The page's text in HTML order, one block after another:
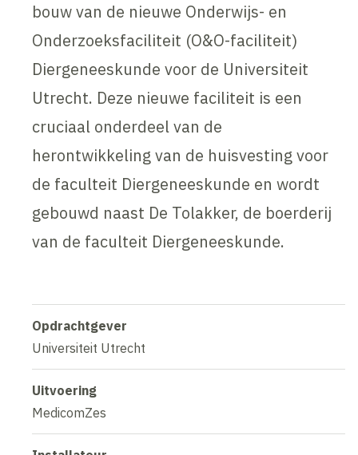
bouw van de nieuwe Onderwijs- en
Onderzoeksfaciliteit (O&O-faciliteit)
Diergeneeskunde voor de Universiteit
Utrecht. Deze nieuwe faciliteit is een
cruciaal onderdeel van de
herontwikkeling van de huisvesting voor
de faculteit Diergeneeskunde en wordt
gebouwd naast De Tolakker, de boerderij
van de faculteit Diergeneeskunde.
Opdrachtgever
Universiteit Utrecht
Uitvoering
MedicomZes